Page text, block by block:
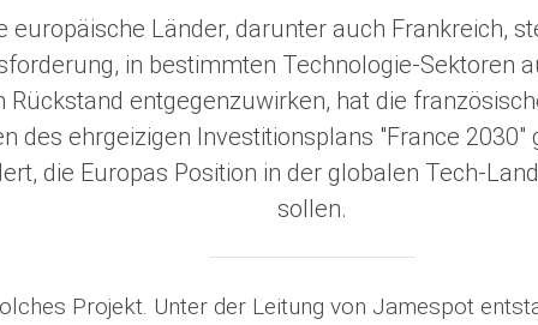
europäische Länder, darunter auch Frankreich,
in bestimmten Technologie-Sektoren
Rückstand entgegenzuwirken, hat die
des ehrgeizigen Investitionsplans "France 2030"
die Europas Position in der globalen Tech-
sollen.
Projekt. Unter der Leitung von Jamespot